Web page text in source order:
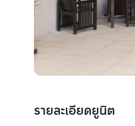
รายละเอียดยูนิต